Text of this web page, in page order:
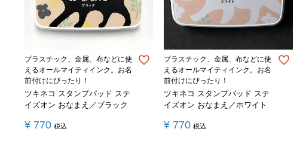
プラスチック、金属、布などに使
えるオールマイティインク。お名
前付けにぴったり！
ツキネコ スタンプパッド ステ
イズオン おなまえ／ブラック
¥ 770 税込
プラスチック、金属、布などに使
えるオールマイティインク。お名
前付けにぴったり！
ツキネコ スタンプパッド ステ
イズオン おなまえ／ホワイト
¥ 770 税込